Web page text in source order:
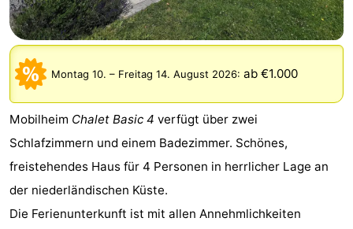
Graaf
van
Egmont
Landgoed
Huize
Glory
-
Zeeparel
Campingplätze
Ferienhäuser
Buiten
Bergen
-
Woudhoeve
Duinpark
-
Montag 10. – Freitag 14. August 2026: ab €1.000
Mobilheim Chalet Basic 4 verfügt über zwei
Schlafzimmern und einem Badezimmer. Schönes,
freistehendes Haus für 4 Personen in herrlicher Lage an
der niederländischen Küste.
Die Ferienunterkunft ist mit allen Annehmlichkeiten